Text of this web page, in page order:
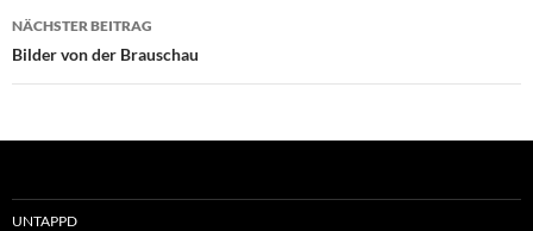
NÄCHSTER BEITRAG
Bilder von der Brauschau
UNTAPPD